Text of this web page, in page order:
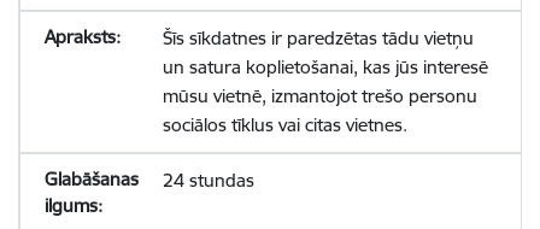
Šīs sīkdatnes ir paredzētas tādu vietņu
un satura koplietošanai, kas jūs interesē
mūsu vietnē, izmantojot trešo personu
sociālos tīklus vai citas vietnes.
24 stundas